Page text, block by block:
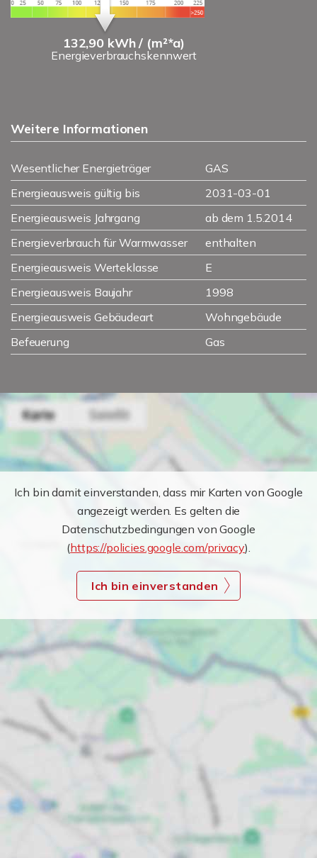
132,90 kWh / (m²*a)
Energieverbrauchskennwert
Weitere Informationen
Wesentlicher Energieträger
GAS
Energieausweis gültig bis
2031-03-01
Energieausweis Jahrgang
ab dem 1.5.2014
Energieverbrauch für Warmwasser
enthalten
Energieausweis Werteklasse
E
Energieausweis Baujahr
1998
Energieausweis Gebäudeart
Wohngebäude
Befeuerung
Gas
Ich bin damit einverstanden, dass mir Karten von Google
angezeigt werden. Es gelten die
Datenschutzbedingungen von Google
(https://policies.google.com/privacy).
Ich bin einverstanden